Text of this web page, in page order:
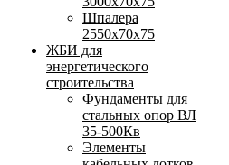
Шпалера
2550х70х75
ЖБИ для
энергетического
строительства
Фундаменты для
стальных опор ВЛ
35-500Кв
Элементы